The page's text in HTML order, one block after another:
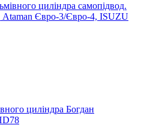
циліндра самопідвод.
Євро-3/Євро-4, ISUZU